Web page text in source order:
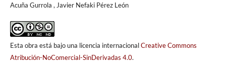
Acuña Gurrola , Javier Nefaki Pérez León
Esta obra está bajo una licencia internacionalCreative Commons
Atribución-NoComercial-SinDerivadas 4.0.